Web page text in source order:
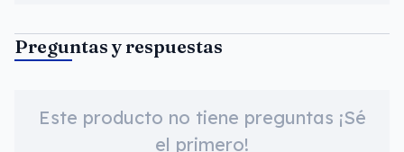
Preguntas y respuestas
Este producto no tiene preguntas ¡Sé
el primero!